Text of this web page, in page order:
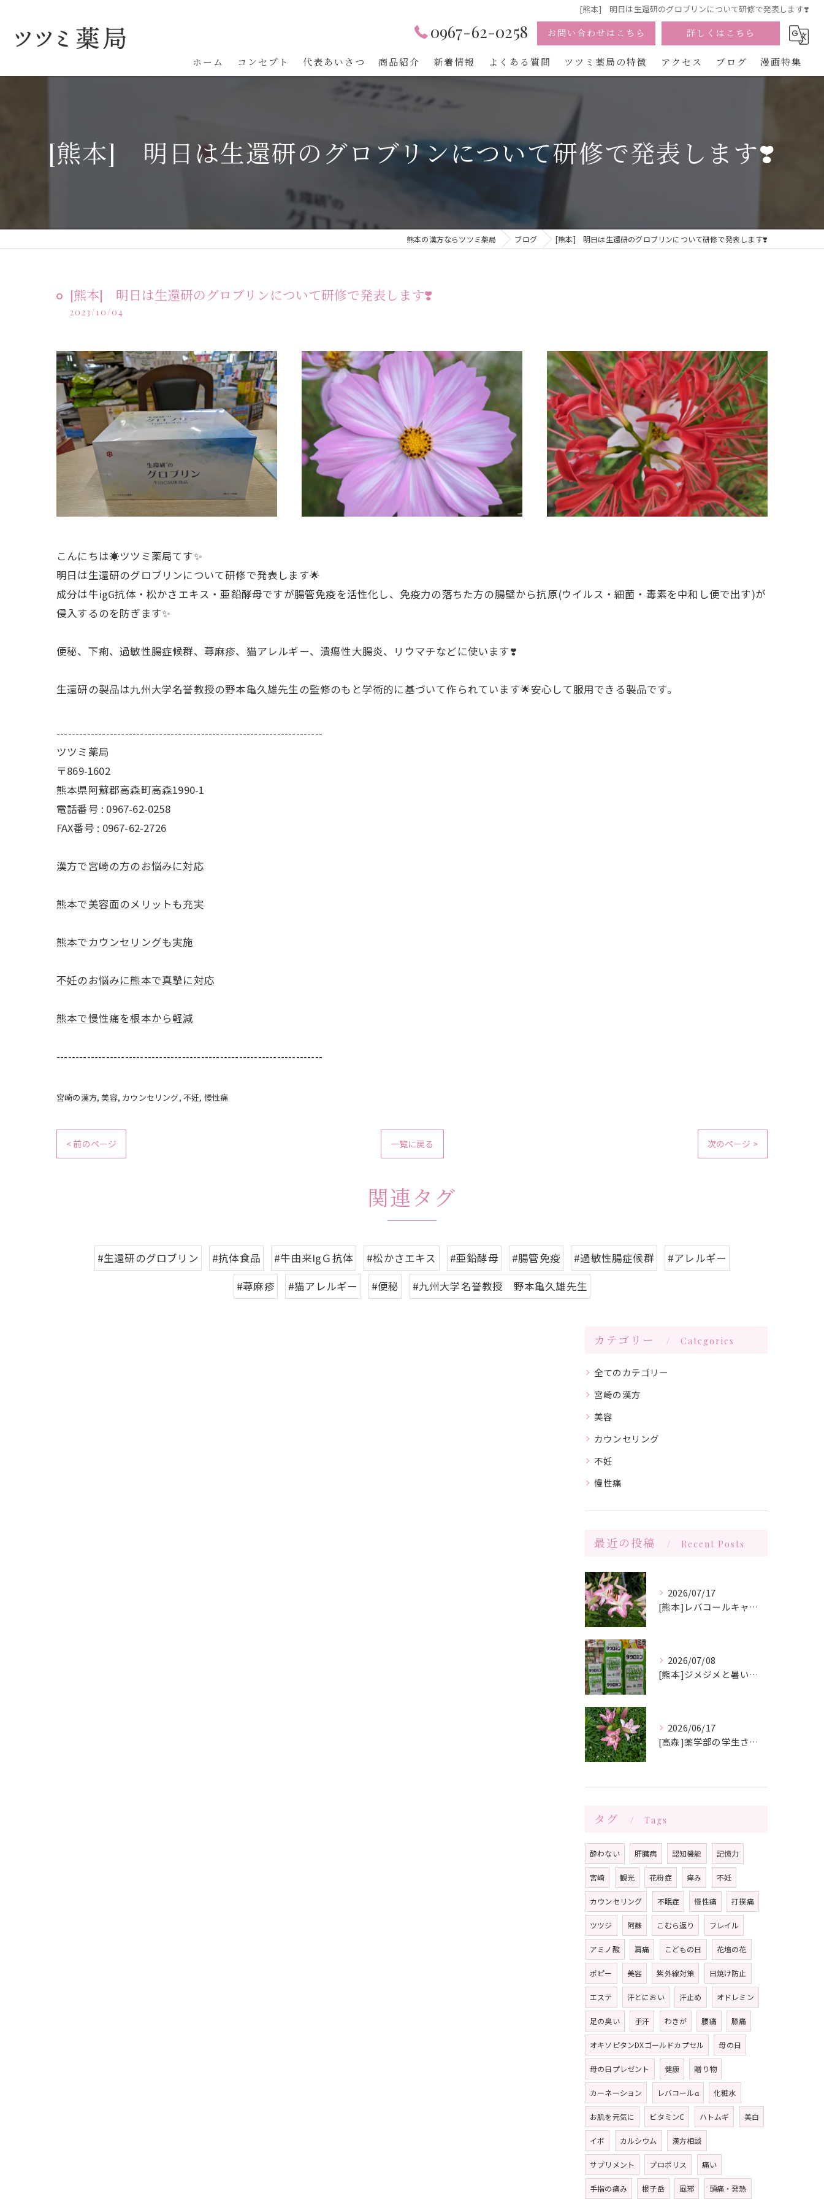
[熊本] 明日は生還研のグロブリンについて研修で発表します❣️
0967-62-0258 お問い合わせはこちら 詳しくはこちら
ホーム コンセプト 代表あいさつ 商品紹介 新着情報 よくある質問 ツツミ薬局の特徴
カウンセリング
アクセス ブログ 漫画特集
[熊本] 明日は生還研のグロブリンについて研修で発表します❣️
熊本の漢方ならツツミ薬局 ブログ [熊本] 明日は生還研のグロブリンについて研修で発表します❣️
[熊本] 明日は生還研のグロブリンについて研修で発表します❣️
2023/10/04
こんにちは☀ツツミ薬局てす✨
明日は生還研のグロブリンについて研修で発表します🌟
成分は牛igG抗体・松かさエキス・亜鉛酵母ですが腸管免疫を活性化し、免疫力の落ちた方の腸壁から抗原(ウイルス・細菌・毒素を中和し便で出す)が
侵入するのを防ぎます✨
便秘、下痢、過敏性腸症候群、蕁麻疹、猫アレルギー、潰瘍性大腸炎、リウマチなどに使います❣️
生還研の製品は九州大学名誉教授の野本亀久雄先生の監修のもと学術的に基づいて作られています🌟安心して服用できる製品です。
----------------------------------------------------------------------
ツツミ薬局
〒869-1602
熊本県阿蘇郡高森町高森1990-1
電話番号 : 0967-62-0258
FAX番号 : 0967-62-2726
漢方で宮崎の方のお悩みに対応
熊本で美容面のメリットも充実
熊本でカウンセリングも実施
不妊のお悩みに熊本で真摯に対応
熊本で慢性痛を根本から軽減
----------------------------------------------------------------------
宮崎の漢方 美容 カウンセリング 不妊 慢性痛
< 前のページ 一覧に戻る 次のページ >
関連タグ
#生還研のグロブリン #抗体食品 #牛由来IgＧ抗体 #松かさエキス #亜鉛酵母 #腸管免疫 #過敏性腸症候群
#アレルギー
#蕁麻疹
#猫アレルギー #便秘 #九州大学名誉教授 野本亀久雄先生
カテゴリー Categories
全てのカテゴリー
宮崎の漢方
美容
カウンセリング
不妊
慢性痛
最近の投稿 Recent Posts
2026/07/17
[熊本]レバコールキャンペーン＆ガチャガチャ抽選会やっています‼️
2026/07/08
[熊本]ジメジメと暑い夏痒くてたまらない、皮膚炎が治らない、蕁麻疹が出やすくて悩んでいる方いませんか⁉️タウロミン錠でいつの間にか治ってしまったと大好評です💞
2026/06/17
[高森]薬学部の学生さんが薬局製剤の実習にきてくれました✨桂枝茯苓丸つくり楽しかった!と帰って行きました☺️
タグ Tags
酔わない 肝臓病 認知機能 記憶力
宮崎 観光 花粉症 痒み 不妊
カウンセリング 不眠症 慢性痛 打撲痛
ツツジ 阿蘇 こむら返り フレイル
アミノ酸 肩痛 こどもの日 花壇の花
ポピー 美容 紫外線対策 日焼け防止
エステ 汗とにおい 汗止め オドレミン
足の臭い 手汗 わきが 腰痛 膝痛
オキソピタンDXゴールドカプセル 母の日
母の日プレゼント 健康 贈り物
カーネーション レバコールα 化粧水
お肌を元気に ビタミンC ハトムギ 美白
イボ カルシウム 漢方相談
サプリメント プロポリス 痛い
手指の痛み 根子岳 風邪 頭痛・発熱